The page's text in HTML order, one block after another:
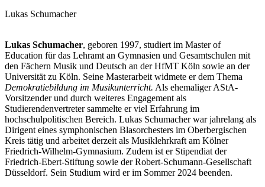
Lukas Schumacher
Lukas Schumacher, geboren 1997, studiert im Master of
Education für das Lehramt an Gymnasien und Gesamtschulen mit
den Fächern Musik und Deutsch an der HfMT Köln sowie an der
Universität zu Köln. Seine Masterarbeit widmete er dem Thema
Demokratiebildung im Musikunterricht. Als ehemaliger AStA-
Vorsitzender und durch weiteres Engagement als
Studierendenvertreter sammelte er viel Erfahrung im
hochschulpolitischen Bereich. Lukas Schumacher war jahrelang als
Dirigent eines symphonischen Blasorchesters im Oberbergischen
Kreis tätig und arbeitet derzeit als Musiklehrkraft am Kölner
Friedrich-Wilhelm-Gymnasium. Zudem ist er Stipendiat der
Friedrich-Ebert-Stiftung sowie der Robert-Schumann-Gesellschaft
Düsseldorf. Sein Studium wird er im Sommer 2024 beenden.